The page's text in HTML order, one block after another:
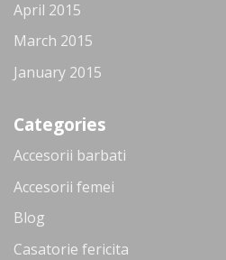
April 2015
March 2015
January 2015
Categories
Accesorii barbati
Accesorii femei
Blog
Casatorie fericita